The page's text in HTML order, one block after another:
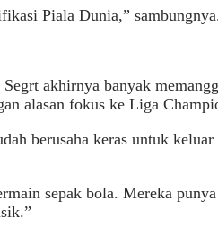
Piala Dunia,”
akhirnya banyak
alasan fokus ke Liga
berusaha keras untuk
sepak bola. Mereka